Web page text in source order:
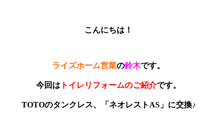
こんにちは！
ライズホーム営業の鈴木です。
今回は トイレリフォームのご紹介です。
TOTOのタンクレス、「ネオレストAS」に交換♪